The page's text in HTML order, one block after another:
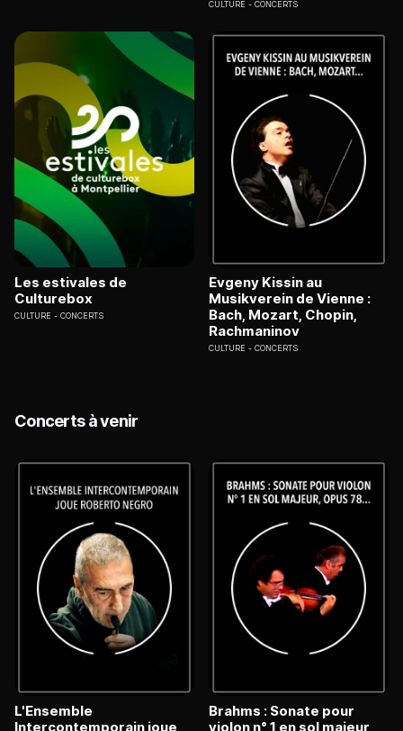
CULTURE CONCERTS
Les estivales de
Culturebox
CULTURE CONCERTS
Evgeny Kissin au
Musikverein de Vienne :
Bach, Mozart, Chopin,
Rachmaninov
CULTURE CONCERTS
Concerts à venir
L'Ensemble
Intercontemporain joue
Brahms : Sonate pour
violon n° 1 en sol majeur,